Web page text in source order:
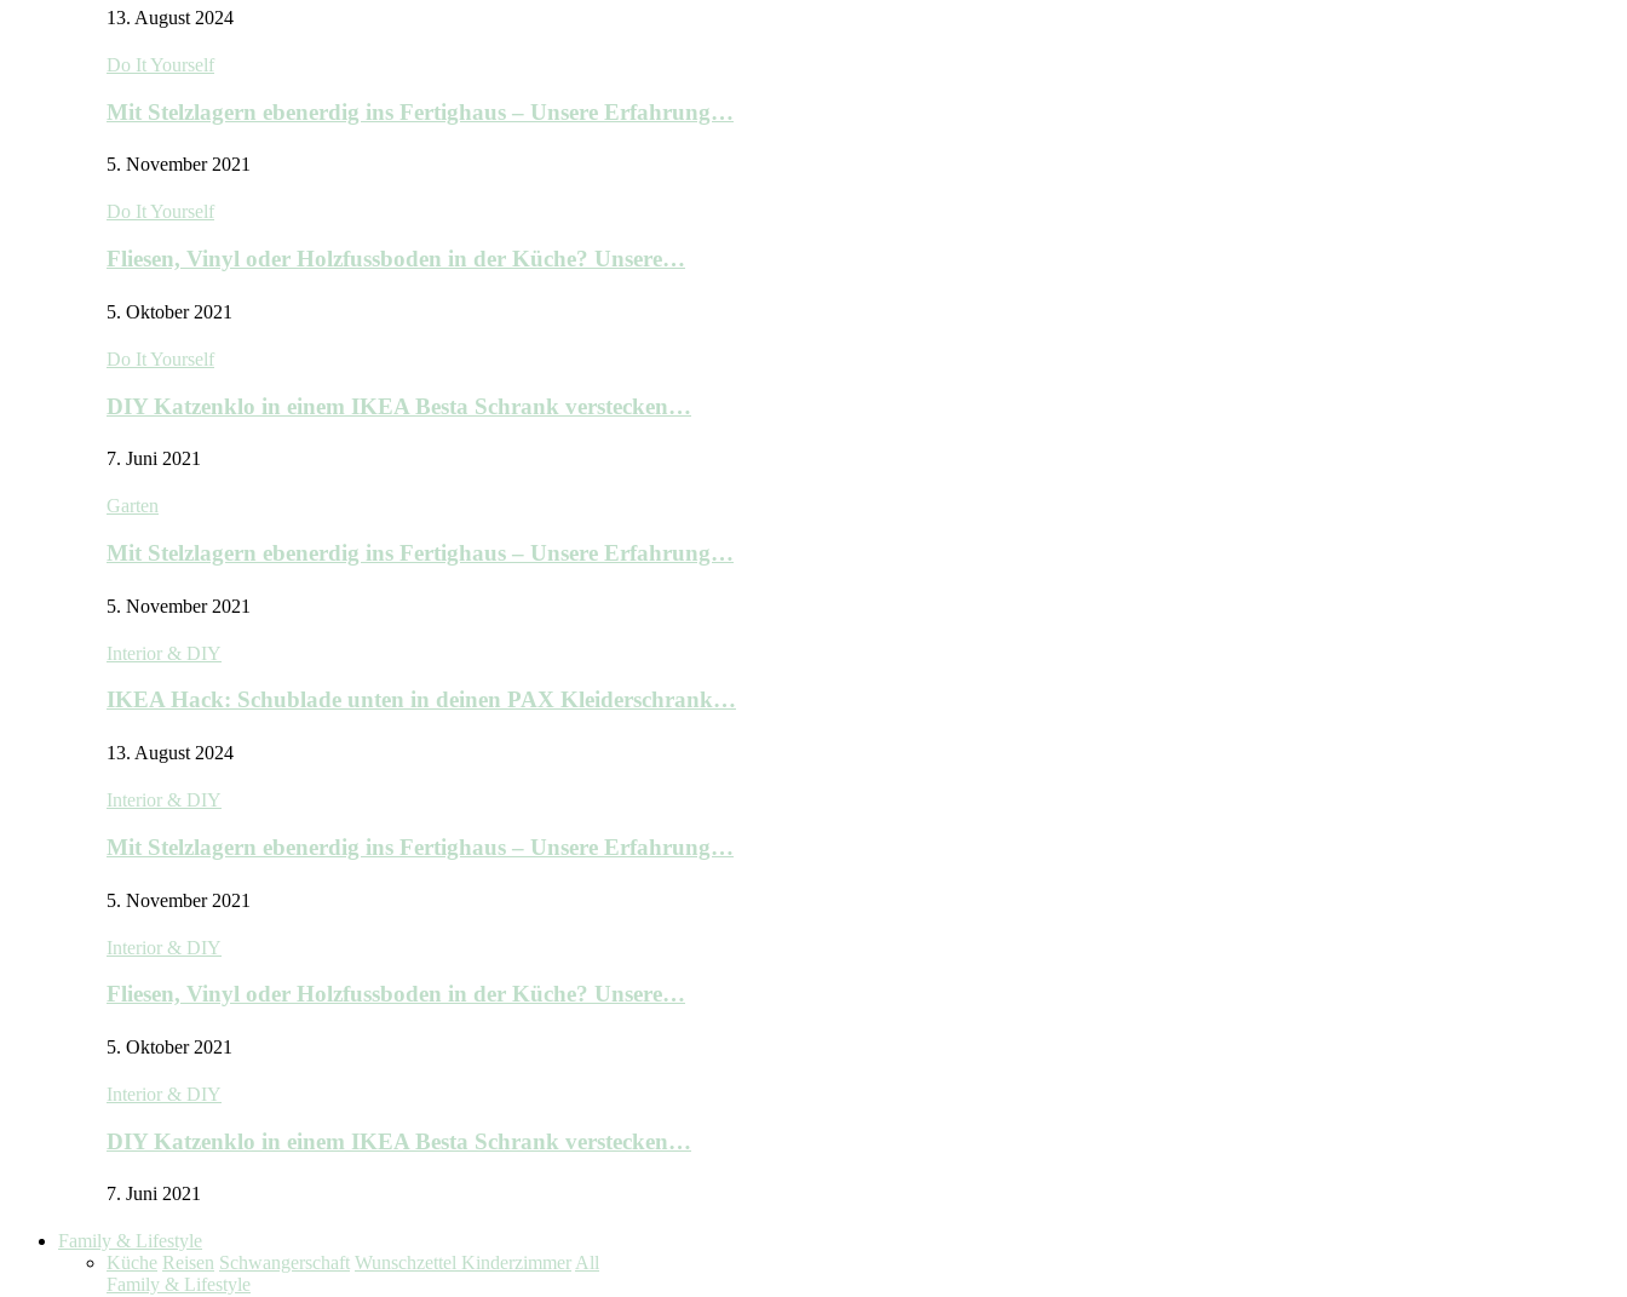
13. August 2024
Do It Yourself
Mit Stelzlagern ebenerdig ins Fertighaus – Unsere Erfahrung…
5. November 2021
Do It Yourself
Fliesen, Vinyl oder Holzfussboden in der Küche? Unsere…
5. Oktober 2021
Do It Yourself
DIY Katzenklo in einem IKEA Besta Schrank verstecken…
7. Juni 2021
Garten
Mit Stelzlagern ebenerdig ins Fertighaus – Unsere Erfahrung…
5. November 2021
Interior & DIY
IKEA Hack: Schublade unten in deinen PAX Kleiderschrank…
13. August 2024
Interior & DIY
Mit Stelzlagern ebenerdig ins Fertighaus – Unsere Erfahrung…
5. November 2021
Interior & DIY
Fliesen, Vinyl oder Holzfussboden in der Küche? Unsere…
5. Oktober 2021
Interior & DIY
DIY Katzenklo in einem IKEA Besta Schrank verstecken…
7. Juni 2021
Family & Lifestyle
Küche Reisen Schwangerschaft Wunschzettel KinderzimmerAll
Family & Lifestyle